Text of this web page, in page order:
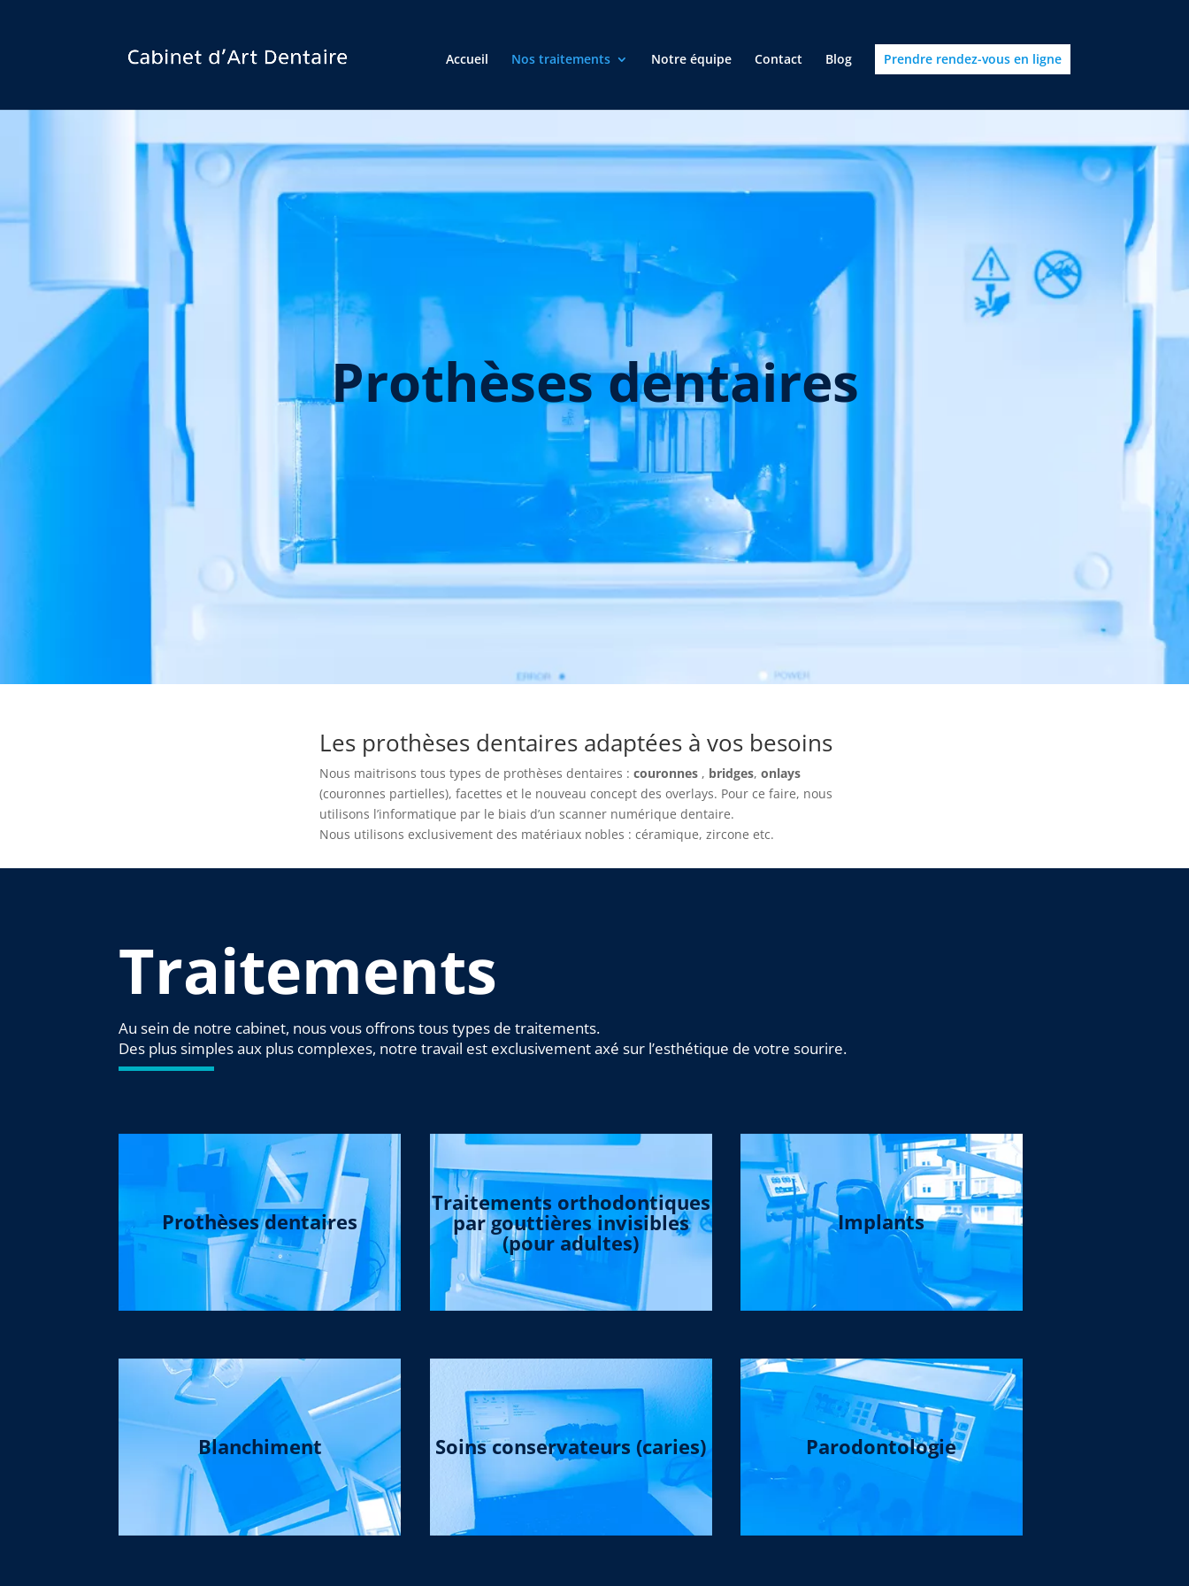
Accueil Nos traitements Notre équipe Contact Blog Prendre rendez-vous en ligne
Prothèses dentaires
Les prothèses dentaires adaptées à vos besoins
Nous maitrisons tous types de prothèses dentaires :couronnes , bridges,onlays
(couronnes partielles), facettes et le nouveau concept des overlays. Pour ce faire, nous
utilisons l’informatique par le biais d’un scanner numérique dentaire.
Nous utilisons exclusivement des matériaux nobles : céramique, zircone etc.
Traitements
Au sein de notre cabinet, nous vous offrons tous types de traitements.
Des plus simples aux plus complexes, notre travail est exclusivement axé sur l’esthétique de votre sourire.
Prothèses dentaires
Traitements orthodontiques
par gouttières invisibles
(pour adultes)
Implants
Blanchiment Soins conservateurs (caries) Parodontologie
Prenez un RDV